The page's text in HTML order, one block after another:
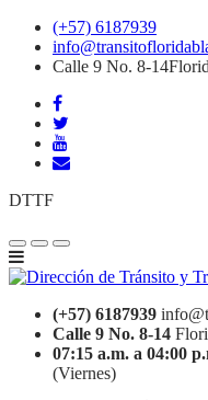
(+57) 6187939
Calle 9 No. 8-
DTTF
(+57) 6187939
Calle 9 No. 8-14
07:15 a.m. a 04:00
(Viernes)